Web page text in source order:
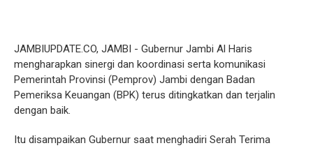
JAMBIUPDATE.CO, JAMBI - Gubernur Jambi Al Haris
mengharapkan sinergi dan koordinasi serta komunikasi
Pemerintah Provinsi (Pemprov) Jambi dengan Badan
Pemeriksa Keuangan (BPK) terus ditingkatkan dan terjalin
dengan baik.
Itu disampaikan Gubernur saat menghadiri Serah Terima